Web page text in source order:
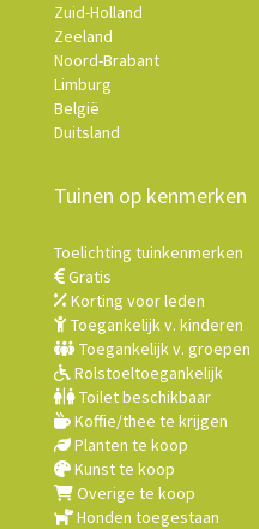
Zuid-Holland
Zeeland
Noord-Brabant
Limburg
België
Duitsland
Tuinen op kenmerken
Toelichting tuinkenmerken
Gratis
Korting voor leden
Toegankelijk v. kinderen
Toegankelijk v. groepen
Rolstoeltoegankelijk
Toilet beschikbaar
Koffie/thee te krijgen
Planten te koop
Kunst te koop
Overige te koop
Honden toegestaan